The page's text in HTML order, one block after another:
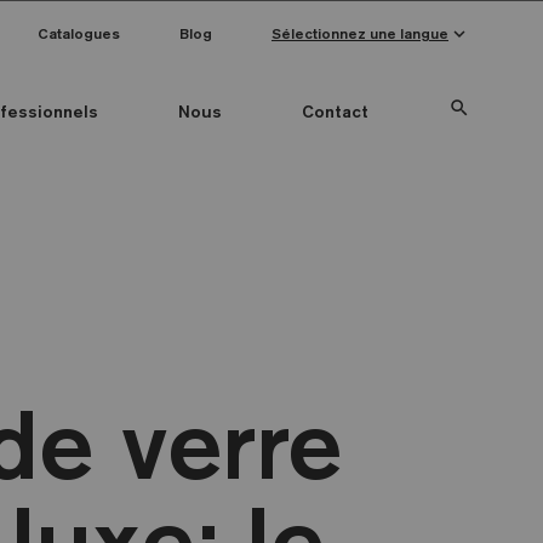
Nous Contact search
Catalogues Blog Sélectionnez une langue keyboard_arrow_down
verre